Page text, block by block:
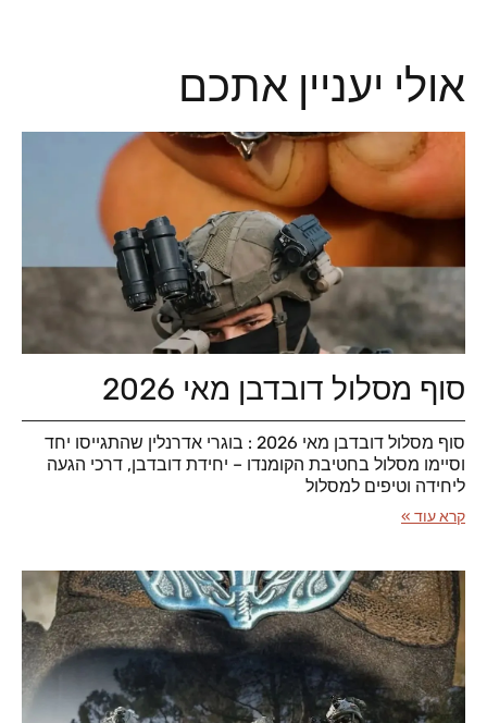
אולי יעניין אתכם
סוף מסלול דובדבן מאי 2026
סוף מסלול דובדבן מאי 2026 : בוגרי אדרנלין שהתגייסו יחד
וסיימו מסלול בחטיבת הקומנדו – יחידת דובדבן, דרכי הגעה
ליחידה וטיפים למסלול
קרא עוד »